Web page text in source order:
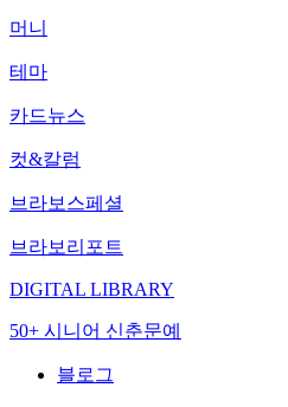
머니
테마
카드뉴스
컷&칼럼
브라보스페셜
브라보리포트
DIGITAL LIBRARY
50+ 시니어 신춘문예
블로그